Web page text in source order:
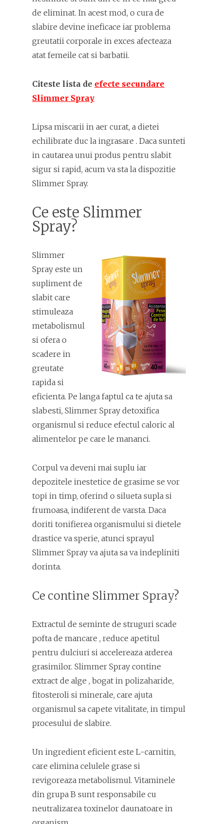
de eliminat. In acest mod, o cura de
slabire devine ineficace iar problema
greutatii corporale in exces afecteaza
atat femeile cat si barbatii.
Citeste lista de efecte secundare
Slimmer Spray
Lipsa miscarii in aer curat, a dietei
echilibrate duc la ingrasare . Daca sunteti
in cautarea unui produs pentru slabit
sigur si rapid, acum va sta la dispozitie
Slimmer Spray.
Ce este Slimmer
Spray?
Slimmer
Spray este un
supliment de
slabit care
stimuleaza
metabolismul
si ofera o
scadere in
greutate
rapida si
eficienta. Pe langa faptul ca te ajuta sa
slabesti, Slimmer Spray detoxifica
organismul si reduce efectul caloric al
alimentelor pe care le mananci.
Corpul va deveni mai suplu iar
depozitele inestetice de grasime se vor
topi in timp, oferind o silueta supla si
frumoasa, indiferent de varsta. Daca
doriti tonifierea organismului si dietele
drastice va sperie, atunci sprayul
Slimmer Spray va ajuta sa va indepliniti
dorinta.
Ce contine Slimmer Spray?
Extractul de seminte de struguri scade
pofta de mancare , reduce apetitul
pentru dulciuri si accelereaza arderea
grasimilor. Slimmer Spray contine
extract de alge , bogat in polizaharide,
fitosteroli si minerale, care ajuta
organismul sa capete vitalitate, in timpul
procesului de slabire.
Un ingredient eficient este L-carnitin,
care elimina celulele grase si
revigoreaza metabolismul. Vitaminele
din grupa B sunt responsabile cu
neutralizarea toxinelor daunatoare in